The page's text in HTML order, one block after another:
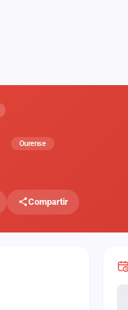
Ourense
Compartir